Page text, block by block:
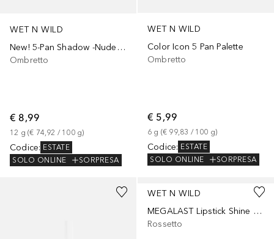
WET N WILD
New! 5-Pan Shadow -Nude Awakening
Ombretto
€ 8,99
12 g (€ 74,92 / 100 g)
Codice: ESTATE
SOLO ONLINE
SORPRESA
WET N WILD
Color Icon 5 Pan Palette
Ombretto
€ 5,99
6 g (€ 99,83 / 100 g)
Codice: ESTATE
SOLO ONLINE
SORPRESA
+4
WET N WILD
MEGALAST Lipstick Shine Finish
Rossetto
+8